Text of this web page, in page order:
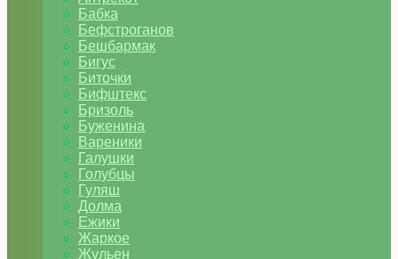
Бабка
Бефстроганов
Бешбармак
Бигус
Биточки
Бифштекс
Бризоль
Буженина
Вареники
Галушки
Голубцы
Гуляш
Долма
Ежики
Жаркое
Жульен